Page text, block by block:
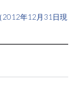
年12月31日現